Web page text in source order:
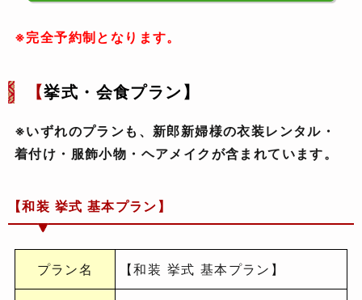
※完全予約制となります。
【挙式・会食プラン】
※いずれのプランも、新郎新婦様の衣装レンタル・
着付け・服飾小物・ヘアメイクが含まれています。
【和装 挙式 基本プラン】
プラン名 【和装 挙式 基本プラン】